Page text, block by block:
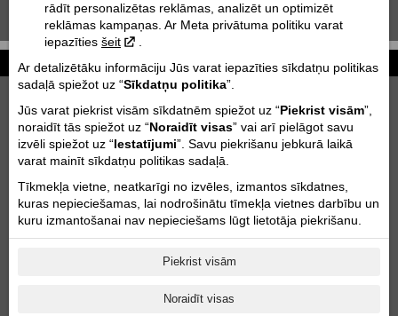
KTM 85 SX | 2020
Ziņas
2027 KTM 790 DUKE
2026-06-26
Motofavorīts komanda Adventure forest rally Saldus!
2026-06-03
Motociklu uzglabāšana & transportēšana
2023-10-11
DEMO MOTOCIKLU IZPĀRDOŠANA
rādīt personalizētas reklāmas, analizēt un optimizēt
reklāmas kampaņas. Ar Meta privātuma politiku varat
iepazīties šeit
Ar detalizētāku informāciju Jūs varat iepazīties sīkdatņu politikas
sadaļā spiežot uz “Sīkdatņu politika”.
Jūs varat piekrist visām sīkdatnēm spiežot uz “Piekrist visām”,
noraidīt tās spiežot uz “Noraidīt visas” vai arī pielāgot savu
izvēli spiežot uz “Iestatījumi”. Savu piekrišanu jebkurā laikā
varat mainīt sīkdatņu politikas sadaļā.
Tīkmekļa vietne, neatkarīgi no izvēles, izmantos sīkdatnes,
kuras nepieciešamas, lai nodrošinātu tīmekļa vietnes darbību un
kuru izmantošanai nav nepieciešams lūgt lietotāja piekrišanu.
Piekrist visām
Noraidīt visas